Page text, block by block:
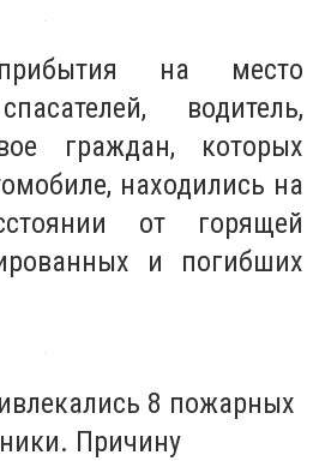
на место
водитель,
граждан, которых
находились на
от горящей
и погибших
8 пожарных
Причину